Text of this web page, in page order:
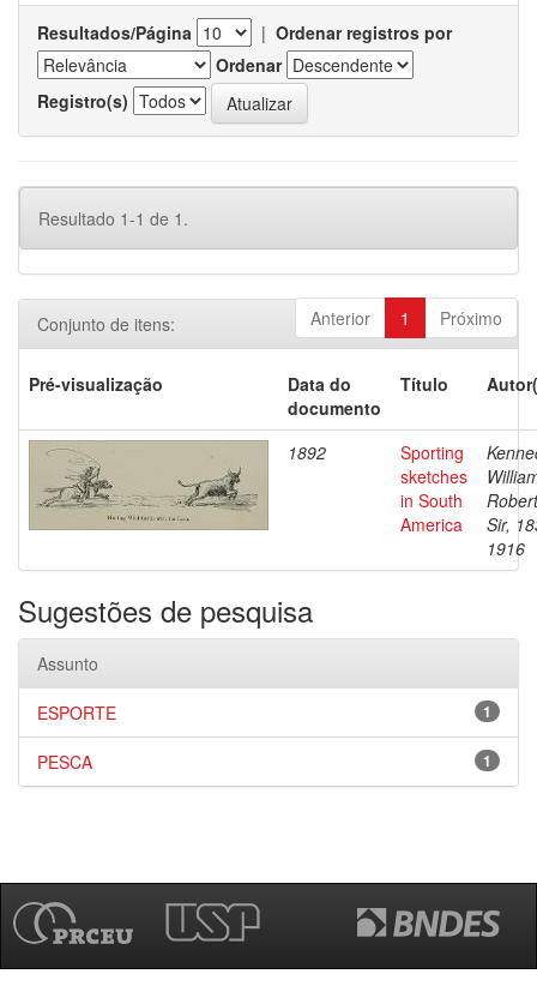
Resultados/Página | Ordenar registros por
Ordenar
Registro(s)
Resultado 1-1 de 1.
Anterior 1 Próximo
Conjunto de itens:
Pré-visualização
Data do
documento
Título
1892
Sporting
sketches
in South
America
Sir,
1916
Sugestões de pesquisa
Assunto
1
ESPORTE
1
PESCA